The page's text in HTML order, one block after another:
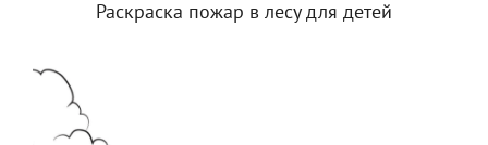
Раскраска пожар в лесу для детей